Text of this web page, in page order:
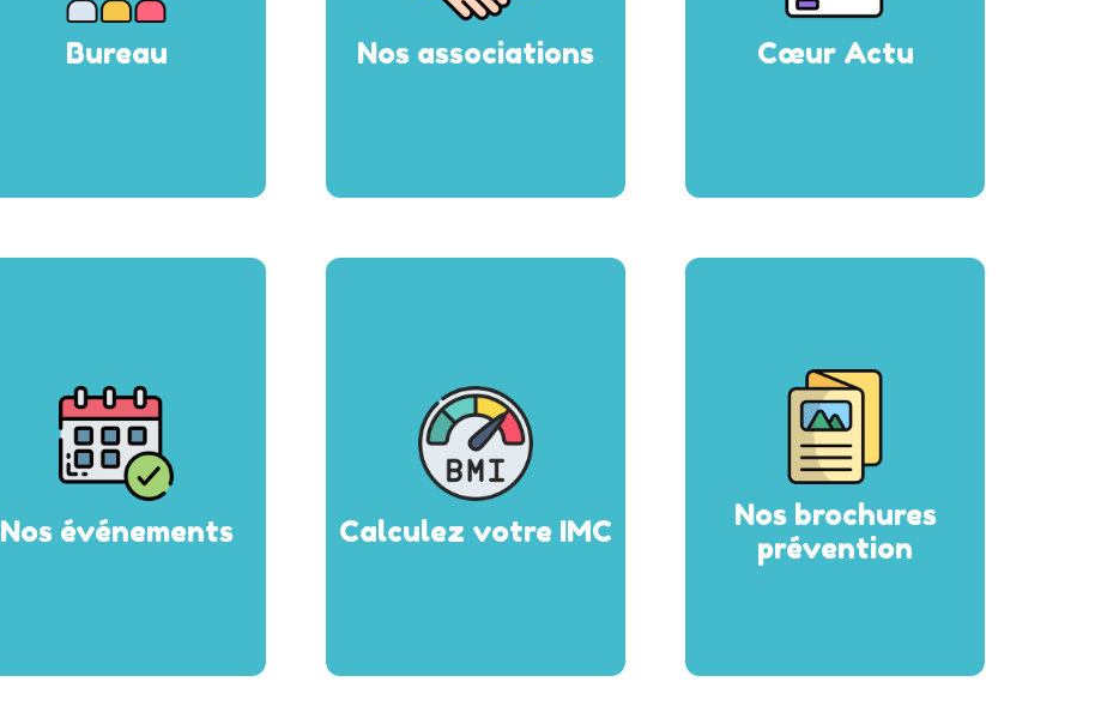
Bureau Nos associations Cœur Actu
Nos événements Calculez votre IMC
Nos brochures
prévention